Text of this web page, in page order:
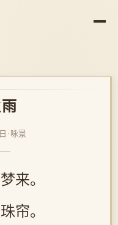
· 咏景
来。
帘。